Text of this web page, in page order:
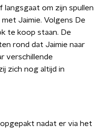
om zijn spullen
Jaimie. Volgens De
te koop staan. De
rond dat Jaimie naar
verschillende
zich nog altijd in
nadat er via het